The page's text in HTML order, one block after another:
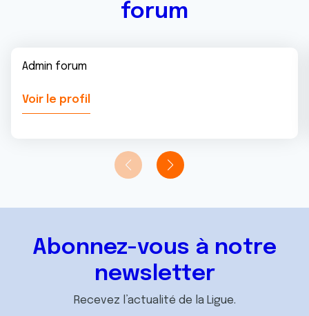
forum
Admin forum
Voir le profil
Abonnez-vous à notre
newsletter
Recevez l’actualité de la Ligue.